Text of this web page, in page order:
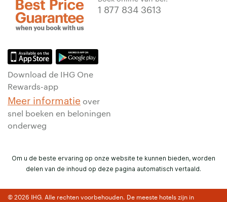
1 877 834 3613
Download de IHG One
Rewards-app
Meer informatie over
snel boeken en beloningen
onderweg
Om u de beste ervaring op onze website te kunnen bieden, worden
delen van de inhoud op deze pagina automatisch vertaald.
© 2026 IHG. Alle rechten voorbehouden. De meeste hotels zijn in